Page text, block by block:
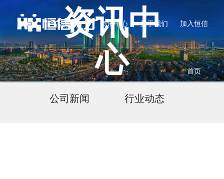
加入恒信
关于我们
资讯中心
产品服务
首页
资讯中
心
公司新闻 行业动态